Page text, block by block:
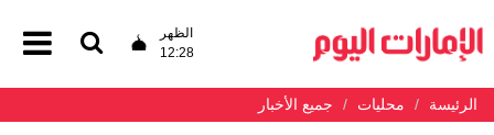
الظهر
12:28
الرئيسة محليات جميع الأخبار